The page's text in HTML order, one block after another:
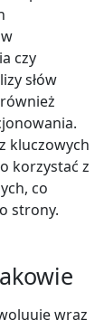
czy
słów
kluczowych
korzystać z
co
strony.
wraz